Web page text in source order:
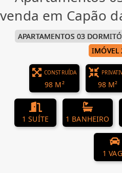
venda em Capão
APARTAMENTOS 03
IMÓVEL
CONSTRUÍDA
98 M² 98 M²
1 SUÍTE 1 BANHEIRO
1